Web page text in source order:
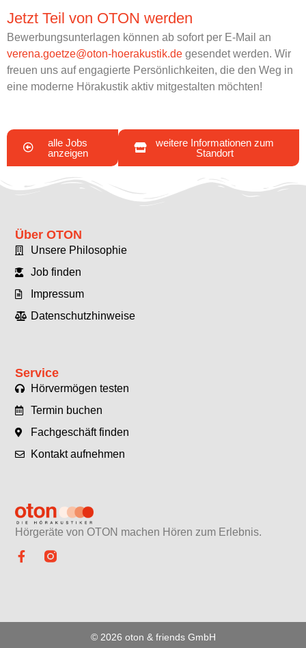
Jetzt Teil von OTON werden
Bewerbungsunterlagen können ab sofort per E-Mail an
verena.goetze@oton-hoerakustik.de gesendet werden. Wir
freuen uns auf engagierte Persönlichkeiten, die den Weg in
eine moderne Hörakustik aktiv mitgestalten möchten!
alle Jobs
anzeigen
weitere Informationen zum
Standort
Hörgeräte von OTON machen Hören zum Erlebnis.​
Über OTON
Unsere Philosophie
Job finden
Impressum
Datenschutzhinweise
Service
Hörvermögen testen
Termin buchen
Fachgeschäft finden
Kontakt aufnehmen
© 2026 oton & friends GmbH